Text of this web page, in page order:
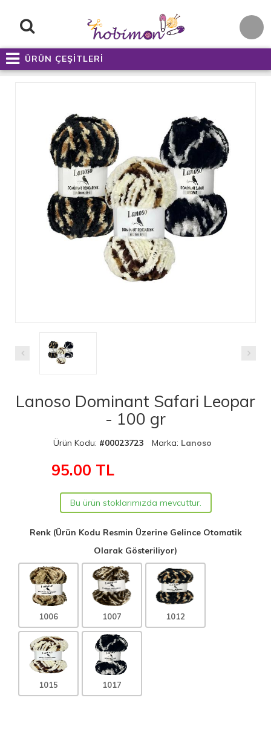
ÜRÜN ÇEŞİTLERİ
Lanoso Dominant Safari Leopar
- 100 gr
Ürün Kodu: #00023723 Marka: Lanoso
95.00 TL
Bu ürün stoklarımızda mevcuttur.
Renk (Ürün Kodu Resmin Üzerine Gelince Otomatik
Olarak Gösteriliyor)
1006 1007 1012
1015 1017